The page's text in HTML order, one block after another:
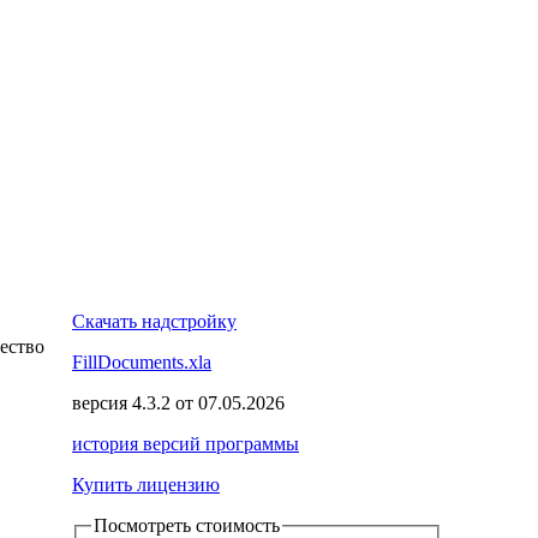
Скачать надстройку
FillDocuments.xla
версия 4.3.2 от 07.05.2026
история версий программы
Купить лицензию
Посмотреть стоимость